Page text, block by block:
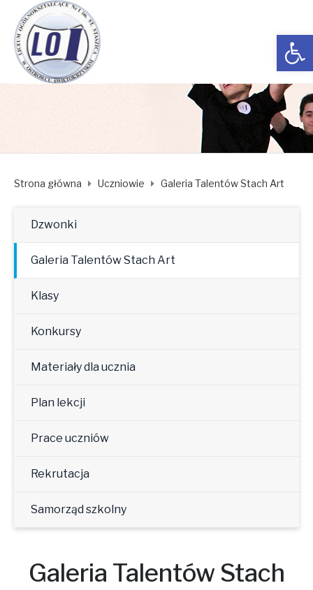
Open toolbar
Strona główna Uczniowie Galeria Talentów Stach Art
Dzwonki
Galeria Talentów Stach Art
Klasy
Konkursy
Materiały dla ucznia
Plan lekcji
Prace uczniów
Rekrutacja
Samorząd szkolny
Galeria Talentów Stach